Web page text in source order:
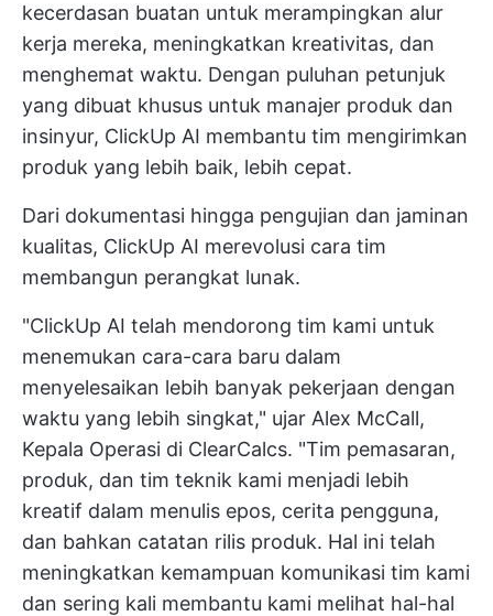
kecerdasan buatan untuk merampingkan alur
kerja mereka, meningkatkan kreativitas, dan
menghemat waktu. Dengan puluhan petunjuk
yang dibuat khusus untuk manajer produk dan
insinyur, ClickUp AI membantu tim mengirimkan
produk yang lebih baik, lebih cepat.
Dari dokumentasi hingga pengujian dan jaminan
kualitas, ClickUp AI merevolusi cara tim
membangun perangkat lunak.
"ClickUp AI telah mendorong tim kami untuk
menemukan cara-cara baru dalam
menyelesaikan lebih banyak pekerjaan dengan
waktu yang lebih singkat," ujar Alex McCall,
Kepala Operasi di ClearCalcs. "Tim pemasaran,
produk, dan tim teknik kami menjadi lebih
kreatif dalam menulis epos, cerita pengguna,
dan bahkan catatan rilis produk. Hal ini telah
meningkatkan kemampuan komunikasi tim kami
dan sering kali membantu kami melihat hal-hal